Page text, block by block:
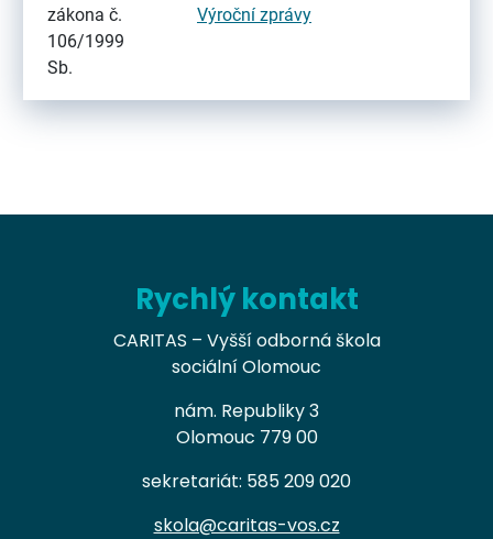
zákona č.
106/1999
Sb.
Výroční zprávy
Rychlý kontakt
CARITAS – Vyšší odborná škola
sociální Olomouc
nám. Republiky 3
Olomouc 779 00
sekretariát: 585 209 020
skola@caritas-vos.cz